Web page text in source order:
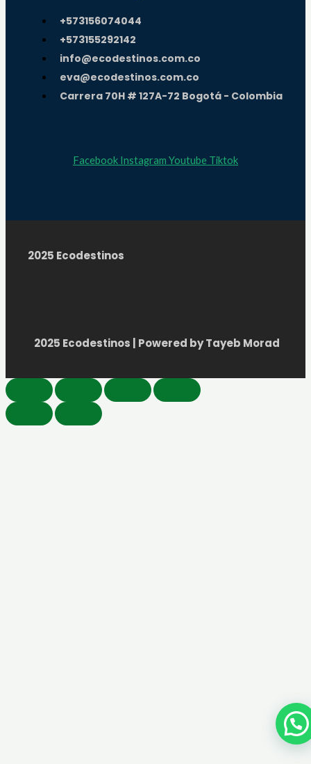
+573156074044
+573155292142
info@ecodestinos.com.co
eva@ecodestinos.com.co
Carrera 70H # 127A-72 Bogotá - Colombia
Facebook Instagram Youtube Tiktok
2025 Ecodestinos
2025 Ecodestinos | Powered by Tayeb Morad